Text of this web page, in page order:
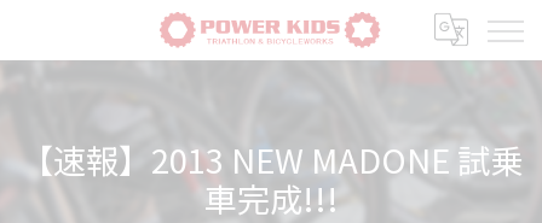
【速報】2013 NEW MADONE 試乗
車完成!!!